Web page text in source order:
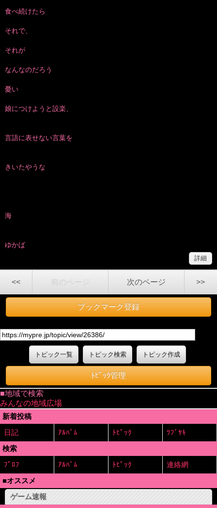
食べ続けたら
それで、
それが
なんなのだろう
憂い
娘につけようと設楽、
言語に表せない言葉を
きいたやうな
海
ゆかば
詳細
<< 前のページ 次のページ >>
ブックマーク登録
トピック一覧 トピック検索 トピック作成
ﾄﾋﾟｯｸ管理
■地域で検索
みんなの地域広場
新着投稿
日記
ｱﾙﾊﾞﾑ ﾄﾋﾟｯｸ
ﾂﾌﾞﾔｷ
検索
ﾌﾟﾛﾌ
ｱﾙﾊﾞﾑ ﾄﾋﾟｯｸ
連絡網
■オススメ
ゲーム速報